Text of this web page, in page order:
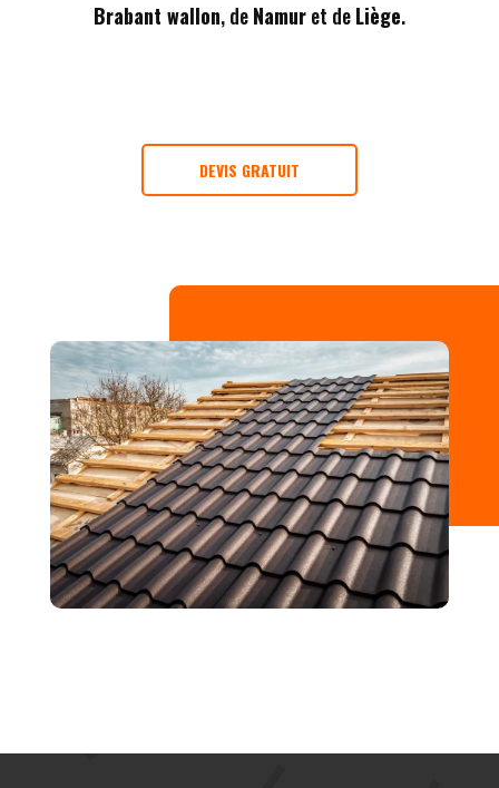
Brabant wallon, deNamuret deLiège.
DEVIS GRATUIT